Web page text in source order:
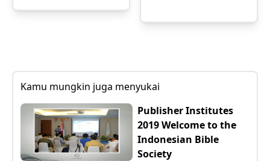
Kamu mungkin juga menyukai
Publisher Institutes
2019 Welcome to the
Indonesian Bible
Society